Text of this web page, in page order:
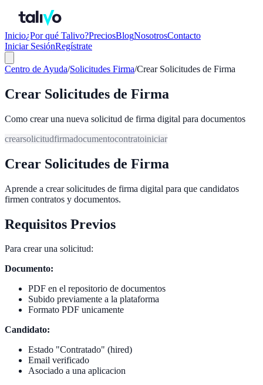
Inicio¿Por qué Talivo?PreciosBlogNosotrosContacto
Iniciar SesiónRegístrate
Centro de Ayuda/Solicitudes Firma/Crear Solicitudes de Firma
Crear Solicitudes de Firma
Como crear una nueva solicitud de firma digital para documentos
crearsolicitudfirmadocumentocontratoiniciar
Crear Solicitudes de Firma
Aprende a crear solicitudes de firma digital para que candidatos
firmen contratos y documentos.
Requisitos Previos
Para crear una solicitud:
Documento:
PDF en el repositorio de documentos
Subido previamente a la plataforma
Formato PDF unicamente
Candidato:
Estado "Contratado" (hired)
Email verificado
Asociado a una aplicacion